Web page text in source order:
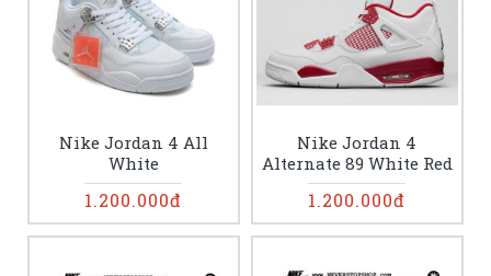
Nike Jordan 4 All
White
1.200.000đ
Nike Jordan 4
Alternate 89 White Red
1.200.000đ